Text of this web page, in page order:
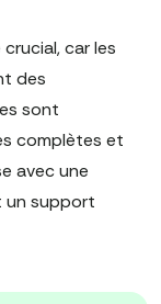
car les
des
sont
complètes et
avec une
un support